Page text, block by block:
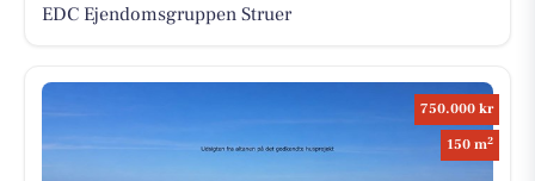
EDC Ejen­doms­grup­pen Struer
750.000 kr
150 m2